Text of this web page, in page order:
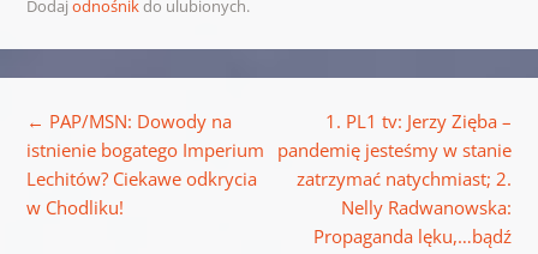
Dodaj odnośnikdo ulubionych.
← PAP/MSN: Dowody na
istnienie bogatego Imperium
Lechitów? Ciekawe odkrycia
w Chodliku!
1. PL1 tv: Jerzy Zięba –
pandemię jesteśmy w stanie
zatrzymać natychmiast; 2.
Nelly Radwanowska:
Propaganda lęku,…bądź